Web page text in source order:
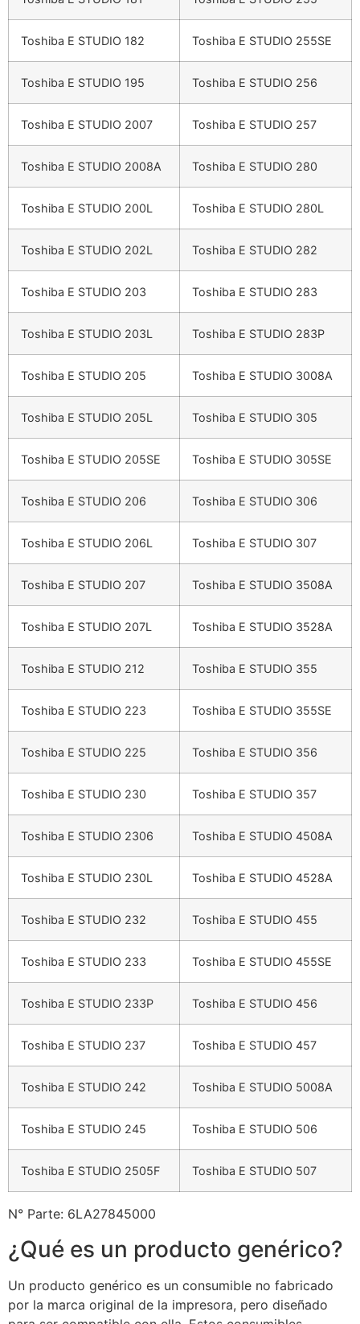
Toshiba E STUDIO 182 Toshiba E STUDIO 255SE
Toshiba E STUDIO 195 Toshiba E STUDIO 256
Toshiba E STUDIO 2007 Toshiba E STUDIO 257
Toshiba E STUDIO 2008A Toshiba E STUDIO 280
Toshiba E STUDIO 200L Toshiba E STUDIO 280L
Toshiba E STUDIO 202L Toshiba E STUDIO 282
Toshiba E STUDIO 203 Toshiba E STUDIO 283
Toshiba E STUDIO 203L Toshiba E STUDIO 283P
Toshiba E STUDIO 205 Toshiba E STUDIO 3008A
Toshiba E STUDIO 205L Toshiba E STUDIO 305
Toshiba E STUDIO 205SE Toshiba E STUDIO 305SE
Toshiba E STUDIO 206 Toshiba E STUDIO 306
Toshiba E STUDIO 206L Toshiba E STUDIO 307
Toshiba E STUDIO 207 Toshiba E STUDIO 3508A
Toshiba E STUDIO 207L Toshiba E STUDIO 3528A
Toshiba E STUDIO 212 Toshiba E STUDIO 355
Toshiba E STUDIO 223 Toshiba E STUDIO 355SE
Toshiba E STUDIO 225 Toshiba E STUDIO 356
Toshiba E STUDIO 230 Toshiba E STUDIO 357
Toshiba E STUDIO 2306 Toshiba E STUDIO 4508A
Toshiba E STUDIO 230L Toshiba E STUDIO 4528A
Toshiba E STUDIO 232 Toshiba E STUDIO 455
Toshiba E STUDIO 233 Toshiba E STUDIO 455SE
Toshiba E STUDIO 233P Toshiba E STUDIO 456
Toshiba E STUDIO 237 Toshiba E STUDIO 457
Toshiba E STUDIO 242 Toshiba E STUDIO 5008A
Toshiba E STUDIO 245 Toshiba E STUDIO 506
Toshiba E STUDIO 2505F Toshiba E STUDIO 507
N° Parte: 6LA27845000
¿Qué es un producto genérico?
Un producto genérico es un consumible no fabricado
por la marca original de la impresora, pero diseñado